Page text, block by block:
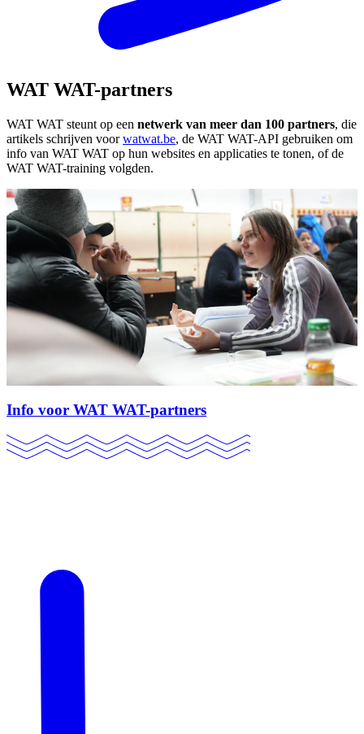
WAT WAT-partners
WAT WAT steunt op een netwerk van meer dan 100 partners, die
artikels schrijven voorwatwat.be, de WAT WAT-API gebruiken om
info van WAT WAT op hun websites en applicaties te tonen, of de
WAT WAT-training volgden.
Info voor WAT WAT-partners